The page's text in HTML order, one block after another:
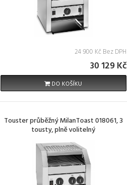
24 900 Kč Bez DPH
30 129 Kč
DO KOŠÍKU
Touster průběžný MilanToast 018061, 3
tousty, plně volitelný